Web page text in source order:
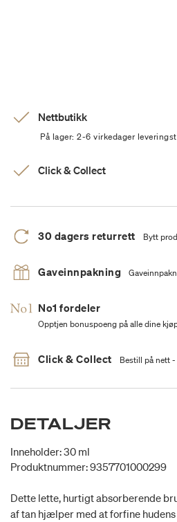
Nettbutikk
På lager: 2-6 virkedager
Click & Collect
30 dagers returrett Bytt
Gaveinnpakning
No1 fordeler
Opptjen bonuspoeng på alle dine
Click & Collect Bestill på nett
DETALJER
Inneholder: 30 ml
Produktnummer: 9357701000299
Dette lette, hurtigt absorberende
af tan hjælper med at forfine